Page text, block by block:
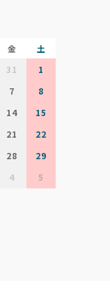
金
土
31
1
7
8
14
15
21
22
28
29
4 5